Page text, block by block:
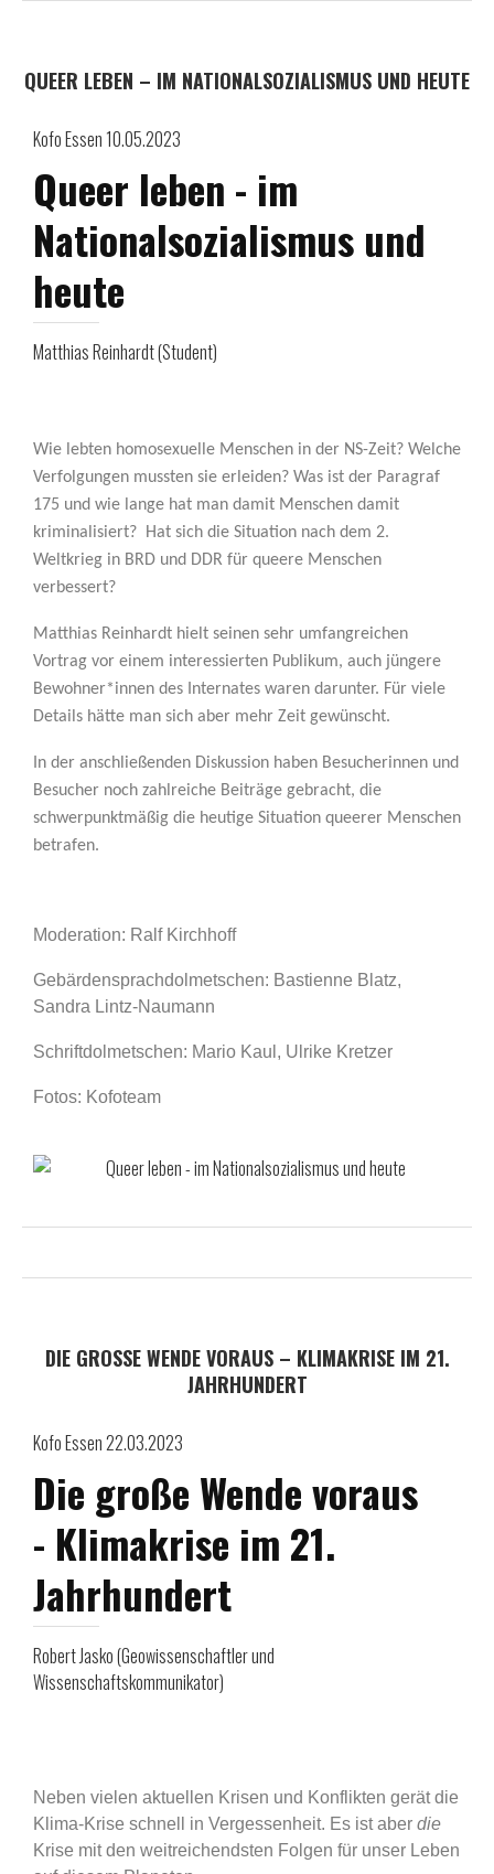
QUEER LEBEN – IM NATIONALSOZIALISMUS UND HEUTE
Kofo Essen 10.05.2023
Queer leben - im
Nationalsozialismus und
heute
Matthias Reinhardt (Student)
Wie lebten homosexuelle Menschen in der NS-Zeit? Welche
Verfolgungen mussten sie erleiden? Was ist der Paragraf
175 und wie lange hat man damit Menschen damit
kriminalisiert?
Hat sich die Situation nach dem 2.
Weltkrieg in BRD und DDR für queere Menschen
verbessert?
Matthias Reinhardt hielt seinen sehr umfangreichen
Vortrag vor einem interessierten Publikum, auch jüngere
Bewohner*innen des Internates waren darunter. Für viele
Details hätte man sich aber mehr Zeit gewünscht.
In der anschließenden Diskussion haben Besucherinnen und
Besucher noch zahlreiche Beiträge gebracht, die
schwerpunktmäßig die heutige Situation queerer Menschen
betrafen.
Moderation: Ralf Kirchhoff
Gebärdensprachdolmetschen: Bastienne Blatz,
Sandra Lintz-Naumann
Schriftdolmetschen: Mario Kaul, Ulrike Kretzer
Fotos: Kofoteam
DIE GROSSE WENDE VORAUS – KLIMAKRISE IM 21. J
AHRHUNDERT
Kofo Essen 22.03.2023
Die große Wende voraus
- Klimakrise im 21.
Jahrhundert
Robert Jasko (Geowissenschaftler und
Wissenschaftskommunikator)
Neben vielen aktuellen Krisen und Konflikten gerät die
Klima-Krise schnell in Vergessenheit. Es ist aber die
Krise mit den weitreichendsten Folgen für unser Leben